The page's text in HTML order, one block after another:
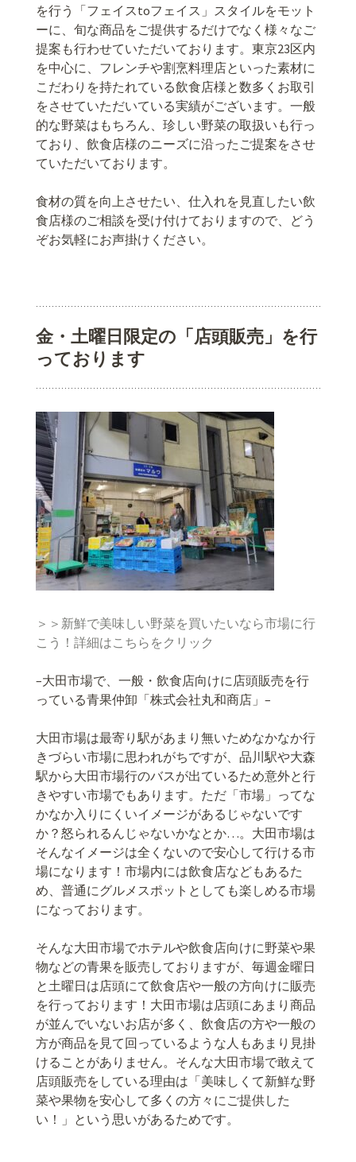
を行う「フェイスtoフェイス」スタイルをモット
ーに、旬な商品をご提供するだけでなく様々なご
提案も行わせていただいております。東京23区内
を中心に、フレンチや割烹料理店といった素材に
こだわりを持たれている飲食店様と数多くお取引
をさせていただいている実績がございます。一般
的な野菜はもちろん、珍しい野菜の取扱いも行っ
ており、飲食店様のニーズに沿ったご提案をさせ
ていただいております。
食材の質を向上させたい、仕入れを見直したい飲
食店様のご相談を受け付けておりますので、どう
ぞお気軽にお声掛けください。
金・土曜日限定の「店頭販売」を行
っております
＞＞新鮮で美味しい野菜を買いたいなら市場に行
こう！詳細はこちらをクリック
–大田市場で、一般・飲食店向けに店頭販売を行
っている青果仲卸「株式会社丸和商店」–
大田市場は最寄り駅があまり無いためなかなか行
きづらい市場に思われがちですが、品川駅や大森
駅から大田市場行のバスが出ているため意外と行
きやすい市場でもあります。ただ「市場」ってな
かなか入りにくいイメージがあるじゃないです
か？怒られるんじゃないかなとか…。大田市場は
そんなイメージは全くないので安心して行ける市
場になります！市場内には飲食店などもあるた
め、普通にグルメスポットとしても楽しめる市場
になっております。
そんな大田市場でホテルや飲食店向けに野菜や果
物などの青果を販売しておりますが、毎週金曜日
と土曜日は店頭にて飲食店や一般の方向けに販売
を行っております！大田市場は店頭にあまり商品
が並んでいないお店が多く、飲食店の方や一般の
方が商品を見て回っているような人もあまり見掛
けることがありません。そんな大田市場で敢えて
店頭販売をしている理由は「美味しくて新鮮な野
菜や果物を安心して多くの方々にご提供した
い！」という思いがあるためです。